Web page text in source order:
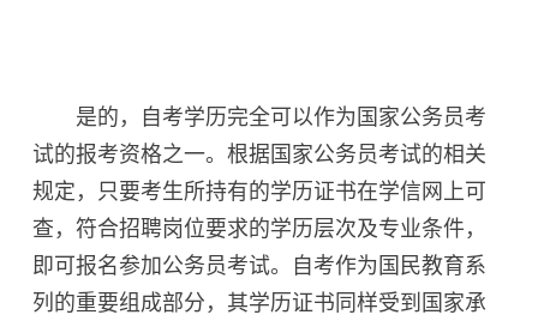
是的，自考学历完全可以作为国家公务员考
试的报考资格之一。根据国家公务员考试的相关
规定，只要考生所持有的学历证书在学信网上可
查，符合招聘岗位要求的学历层次及专业条件，
即可报名参加公务员考试。自考作为国民教育系
列的重要组成部分，其学历证书同样受到国家承